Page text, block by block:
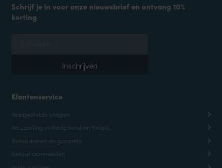
Klantenservice
Veelgestelde vragen
Verzending in Nederland en België
Retourneren en garantie
Retour aanmelden
Schrijf je in voor onze nieuwsbrief en ontvang 10%
korting